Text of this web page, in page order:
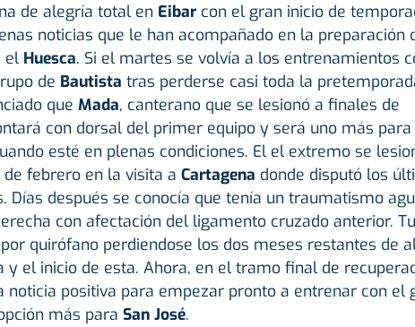
de alegría total en Eibar con el gran inicio de
noticias que le han acompañado en la preparación
el Huesca. Si el martes se volvía a los entrenamientos
de Bautista tras perderse casi toda la
que Mada, canterano que se lesionó a finales de
con dorsal del primer equipo y será uno más para
esté en plenas condiciones. El el extremo se
de febrero en la visita a Cartagena donde disputó los
Días después se conocía que tenía un traumatismo
con afectación del ligamento cruzado anterior.
quirófano perdiendose los dos meses restantes de
y el inicio de esta. Ahora, en el tramo final de
noticia positiva para empezar pronto a entrenar con el
más para San José.